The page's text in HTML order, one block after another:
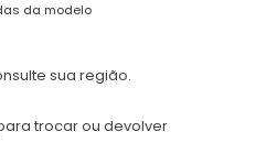
da modelo
sua região.
trocar ou devolver